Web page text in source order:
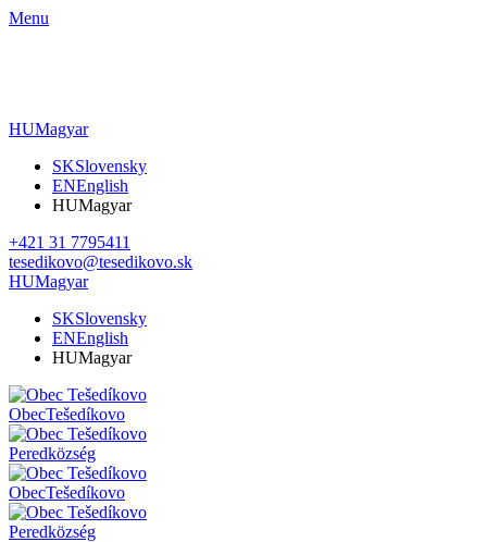
Menu
HUMagyar
SKSlovensky
ENEnglish
HUMagyar
+421 31 7795411
tesedikovo@tesedikovo.sk
HUMagyar
SKSlovensky
ENEnglish
HUMagyar
ObecTešedíkovo
Peredközség
ObecTešedíkovo
Peredközség